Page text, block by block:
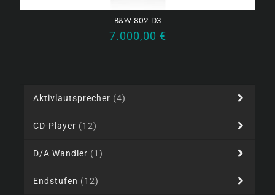
B&W 802 D3
7.000,00 €
Aktivlautsprecher (4)
CD-Player (12)
D/A Wandler (1)
Endstufen (12)